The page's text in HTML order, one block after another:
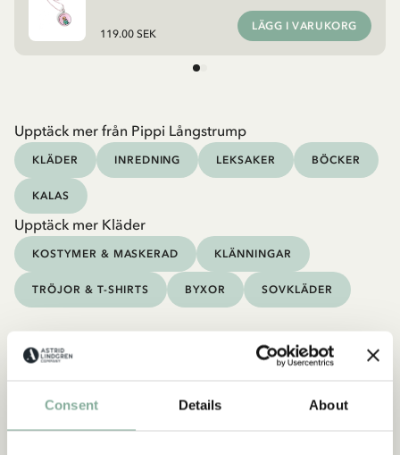
Consent Details About
119.00 SEK
LÄGG I VARUKORG
Upptäck mer från Pippi Långstrump
KLÄDER INREDNING LEKSAKER BÖCKER
KALAS
Upptäck mer Kläder
KOSTYMER & MASKERAD KLÄNNINGAR
TRÖJOR & T-SHIRTS BYXOR SOVKLÄDER